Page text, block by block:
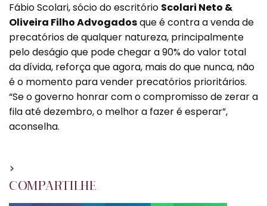
Fábio Scolari, sócio do escritório Scolari Neto &
Oliveira Filho Advogadosque é contra a venda de
precatórios de qualquer natureza, principalmente
pelo deságio que pode chegar a 90% do valor total
da dívida, reforça que agora, mais do que nunca, não
é o momento para vender precatórios prioritários.
“Se o governo honrar com o compromisso de zerar a
fila até dezembro, o melhor a fazer é esperar”,
aconselha.
COMPARTILHE